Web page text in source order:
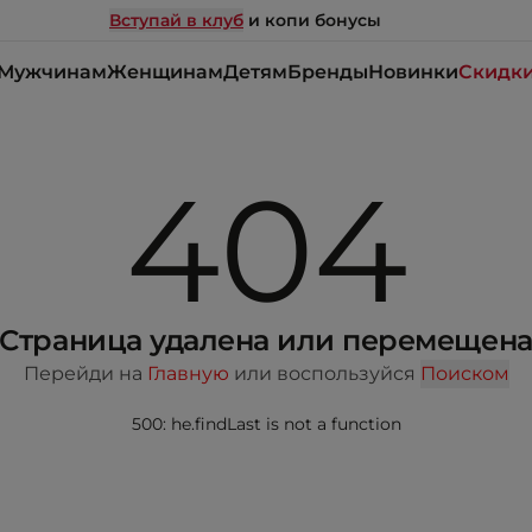
Вступай в клуб и копи бонусы
ЖенщинамДетямБрендыНовинки
404
Страница удалена или перемещена
Перейди на Главную или воспользуйся Поиском
500: he.findLast is not a function